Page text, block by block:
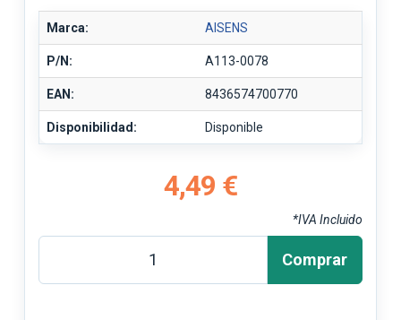
Marca: AISENS
P/N: A113-0078
EAN: 8436574700770
Disponibilidad: Disponible
4,49 €
*IVA Incluido
Comprar